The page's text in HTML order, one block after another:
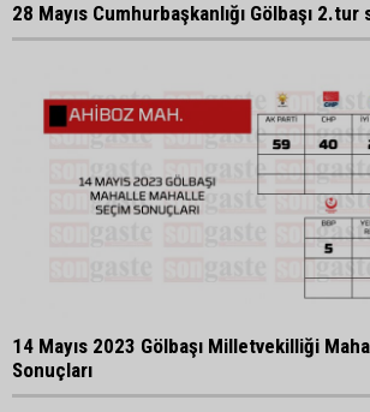
28 Mayıs Cumhurbaşkanlığı Gölbaşı
14 Mayıs 2023 Gölbaşı Milletvekilliği
Sonuçları